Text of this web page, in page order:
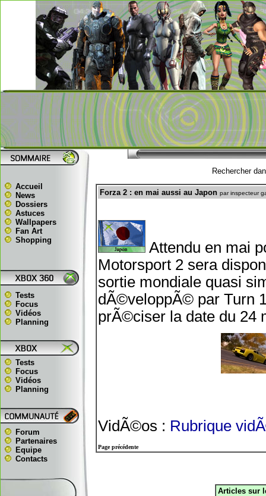
Accueil
News
Dossiers
Astuces
Wallpapers
Fan Art
Shopping
Tests
Focus
Vidéos
Planning
Tests
Focus
Vidéos
Planning
Forum
Partenaires
Equipe
Contacts
Rechercher
Forza 2 : en mai aussi au Japon par inspecteur
Attendu en mai
Motorsport 2 sera
sortie mondiale quasi
dÃ©veloppÃ© par Turn
prÃ©ciser la date du 24
VidÃ©os : Rubrique
Page précédente
Articles sur